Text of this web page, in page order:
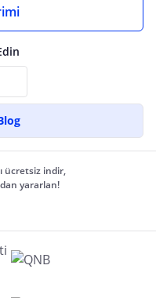
ücretsiz indir,
yararlan!